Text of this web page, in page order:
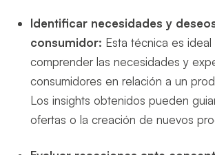
Identificar necesidades y
consumidor: Esta técnica es ideal
comprender las necesidades y
consumidores en relación a un
Los insights obtenidos pueden
ofertas o la creación de nuevos